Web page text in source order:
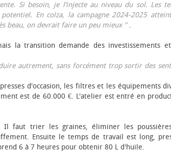
Si besoin, je l’injecte au niveau du sol. Les
En colza, la campagne 2024-2025
beau, on devrait faire un peu mieux ".
la transition demande des investissements
autrement, sans forcément trop sortir des
d'occasion, les filtres et les équipements
est de 60.000 €. L'atelier est entré en
Il faut trier les graines, éliminer les
Ensuite le temps de travail est long,
6 à 7 heures pour obtenir 80 L d'huile.